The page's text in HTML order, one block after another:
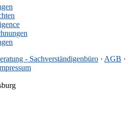
- Sachverständigenbüro · AGB ·